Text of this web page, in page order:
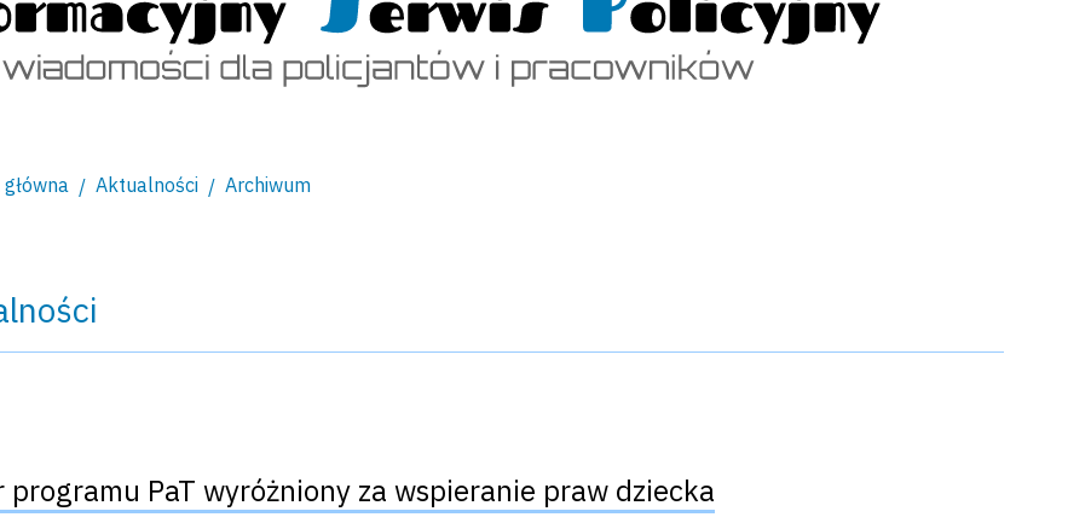
Aktualności Archiwum
programu PaT wyróżniony za wspieranie praw dziecka